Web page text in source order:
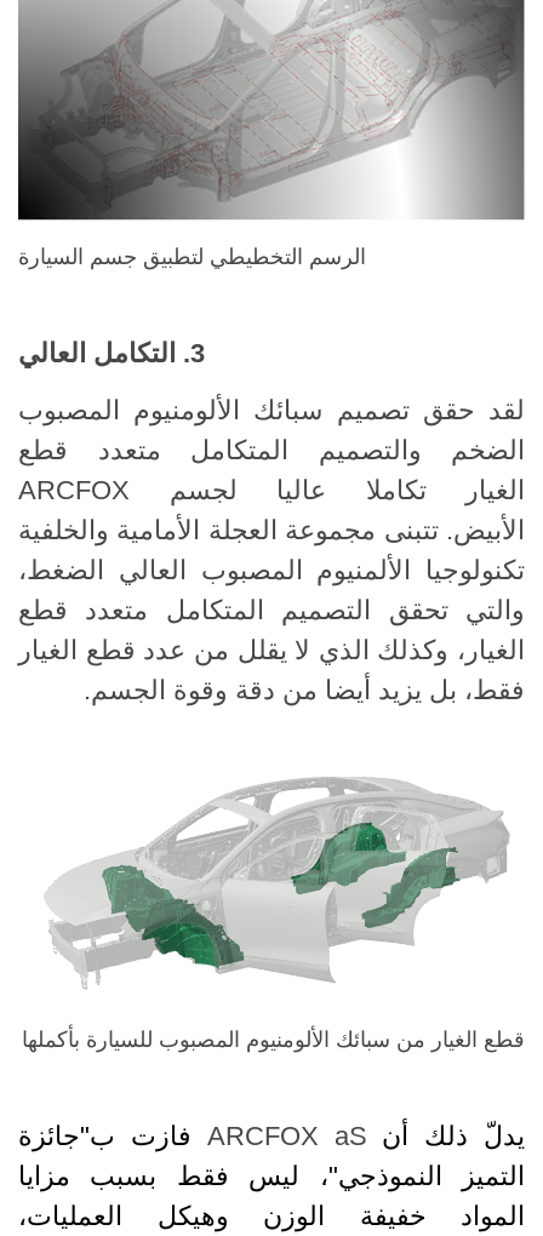
الرسم التخطيطي لتطبيق جسم السيارة
3. التكامل العالي
لقد حقق تصميم سبائك الألومنيوم المصبوب
الضخم والتصميم المتكامل متعدد قطع
الغيار تكاملا عاليا لجسم ARCFOX
الأبيض. تتبنى مجموعة العجلة الأمامية والخلفية
تكنولوجيا الألمنيوم المصبوب العالي الضغط،
والتي تحقق التصميم المتكامل متعدد قطع
الغيار، وكذلك الذي لا يقلل من عدد قطع الغيار
فقط، بل يزيد أيضا من دقة وقوة الجسم.
قطع الغيار من سبائك الألومنيوم المصبوب للسيارة بأكملها
يدلّ ذلك أن ARCFOX aS فازت ب"جائزة
التميز النموذجي"، ليس فقط بسبب مزايا
المواد خفيفة الوزن وهيكل العمليات،